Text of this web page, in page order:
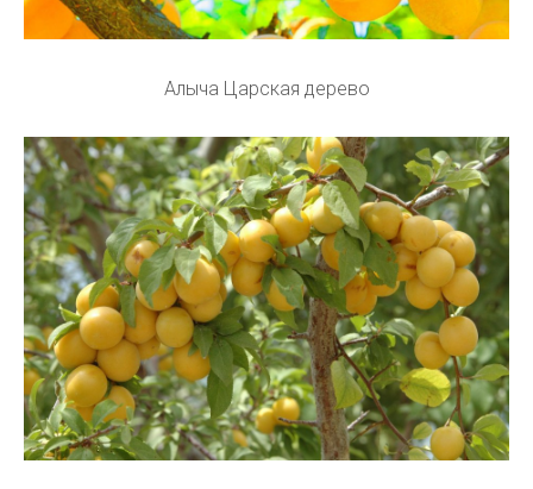
Алыча Царская дерево